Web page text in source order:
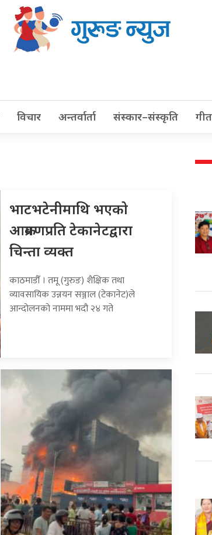
विचार अन्तर्वार्ता संस्कार–संस्कृति
भाटभटेनीमाथि भएको
आक्रमणप्रति टेकानेटद्वारा
चिन्ता व्यक्त
काठमाडौँ । तमू (गुरुङ) शैक्षिक तथा
व्यावसायिक उन्नयन सञ्जाल (टेकानेट)ले
आन्दोलनको नाममा भदौ २४ गते